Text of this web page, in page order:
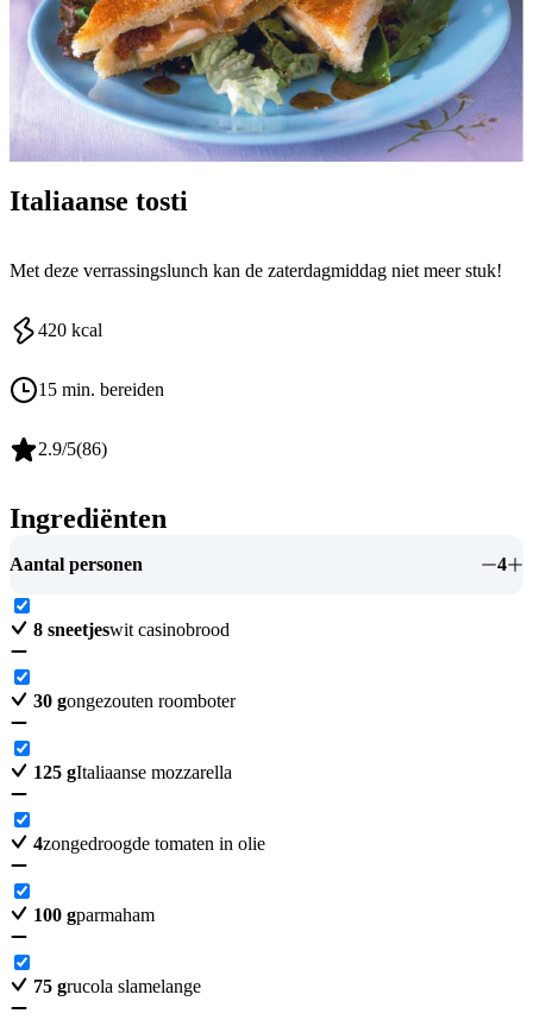
Italiaanse tosti
Met deze verrassingslunch kan de zaterdagmiddag niet meer stuk!
420 kcal
15 min. bereiden
2.9/5(86)
Ingrediënten
Aantal personen 4
8 sneetjeswit casinobrood
30 gongezouten roomboter
125 gItaliaanse mozzarella
4zongedroogde tomaten in olie
100 gparmaham
75 grucola slamelange